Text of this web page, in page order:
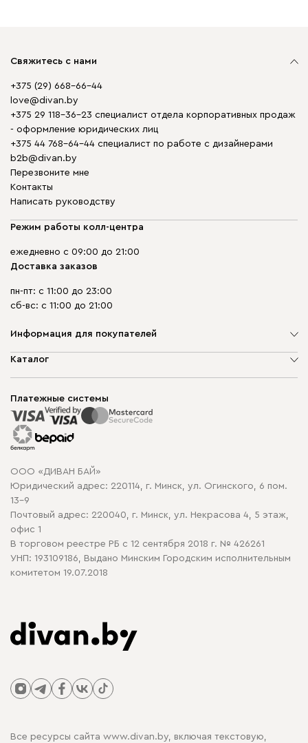
Свяжитесь с нами
+375 (29) 668-66-44
love@divan.by
+375 29 118-36-23 специалист отдела корпоративных продаж
- оформление юридических лиц
+375 44 768-64-44 специалист по работе с дизайнерами
b2b@divan.by
Перезвоните мне
Контакты
Написать руководству
Режим работы колл-центра
ежедневно с 09:00 до 21:00
Доставка заказов
пн-пт: с 11:00 до 23:00
сб-вс: с 11:00 до 21:00
Информация для покупателей
О компании
Способы оплаты
Рассрочка и кредит
Гарантия
Карта сайта
Политика конфиденциальности
Политика в отношении обработки cookie
Каталог
Корпусная мебель
Распродажа мебели
Платежные системы
ООО «ДИВАН БАЙ»
Юридический адрес: 220114, г. Минск, ул. Огинского, 6 пом.
13-9
Почтовый адрес: 220040, г. Минск, ул. Некрасова 4, 5 этаж,
офис 1
В торговом реестре РБ с 12 сентября 2018 г. № 426261
УНП: 193109186, Выдано Минским Городским исполнительным
комитетом 19.07.2018
Все ресурсы сайта www.divan.by, включая текстовую,